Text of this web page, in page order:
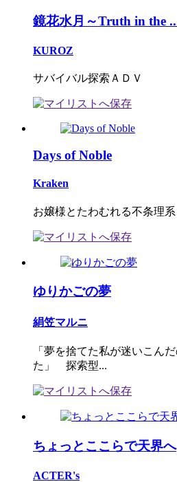
鏡花水月～Truth in the
KUROZ
サバイバル探索ＡＤＶ
Days of Noble
Kraken
お嬢様とたわむれる不条理系
ゆりかごの夢
絹笠マルニ
「夢を捨てた私が迷いこん
た」 探索型...
ちょっとここらで天界へ
ACTER's